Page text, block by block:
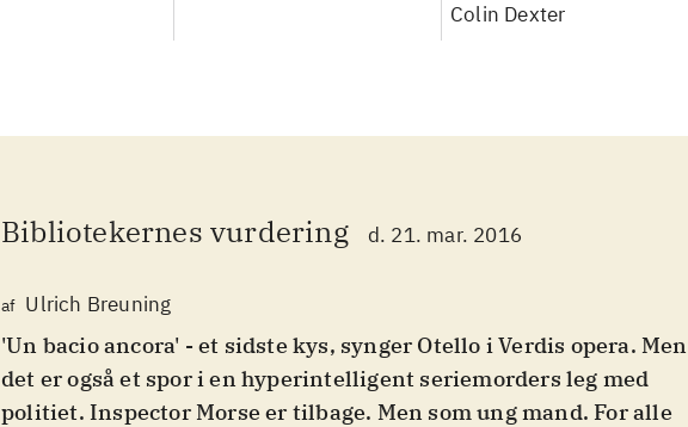
Colin Dexter
Bibliotekernes vurdering d. 21. mar. 2016
af Ulrich Breuning
'Un bacio ancora' - et sidste kys, synger Otello i Verdis opera. Men
det er også et spor i en hyperintelligent seriemorders leg med
politiet. Inspector Morse er tilbage. Men som ung mand. For alle